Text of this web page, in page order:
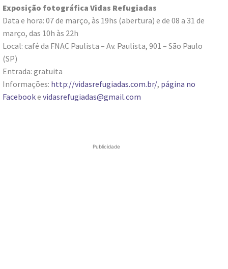
Exposição fotográfica Vidas Refugiadas
Data e hora: 07 de março, às 19hs (abertura) e de 08 a 31 de
março, das 10h às 22h
Local: café da FNAC Paulista – Av. Paulista, 901 – São Paulo
(SP)
Entrada: gratuita
Informações: http://vidasrefugiadas.com.br/, página no
Facebooke vidasrefugiadas@gmail.com
Publicidade